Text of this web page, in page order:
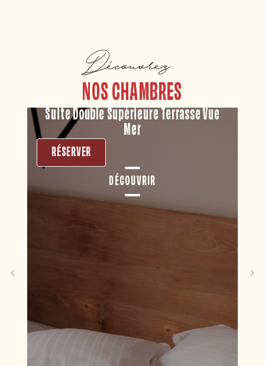
Découvrez
NOS CHAMBRES
Suite Double Supérieure Terrasse Vue
Mer
RÉSERVER
DÉCOUVRIR